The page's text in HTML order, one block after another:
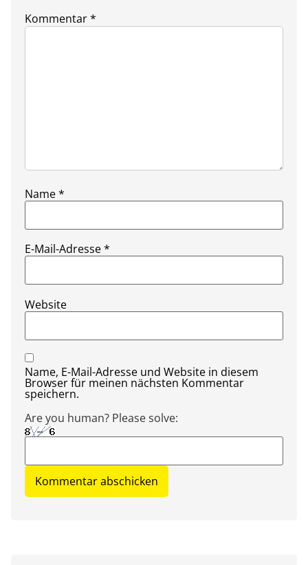
Kommentar*
Name*
E-Mail-Adresse*
Website
Name, E-Mail-Adresse und Website in diesem
Browser für meinen nächsten Kommentar
speichern.
Are you human? Please solve: